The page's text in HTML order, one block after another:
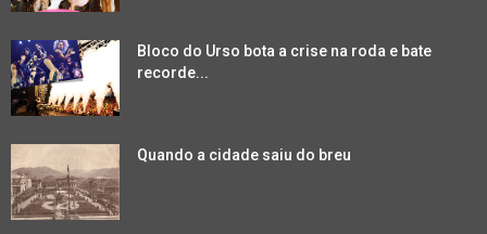
Bloco do Urso bota a crise na roda e bate
recorde...
Quando a cidade saiu do breu